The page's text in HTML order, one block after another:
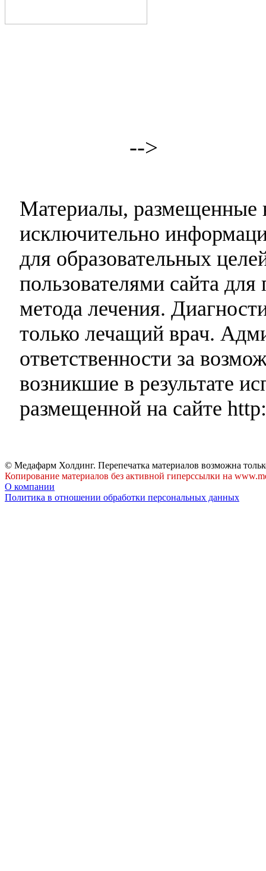
-->
Материалы, размещенные
исключительно
для образовательных
пользователями сайта
метода лечения.
только лечащий врач.
ответственности за
возникшие в результате
размещенной на сайте
© Медафарм Холдинг. Перепечатка материалов возможна
Копирование материалов без активной гиперссылки на
О компании
Политика в отношении обработки персональных данных